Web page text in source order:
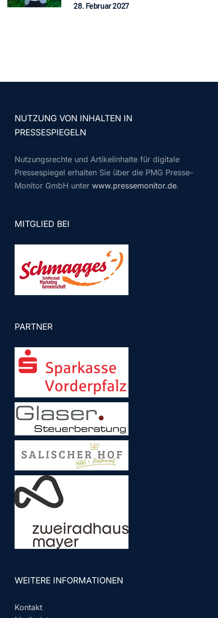
28. Februar 2027
NUTZUNG VON INHALTEN IN
PRESSESPIEGELN
Nutzungsrechte und Artikelinhalte für digitale
Pressespiegel erhalten Sie über die PMG Presse-
Monitor GmbH unter www.pressemonitor.de.
MITGLIED BEI
PARTNER
WEITERE INFORMATIONEN
Kontakt